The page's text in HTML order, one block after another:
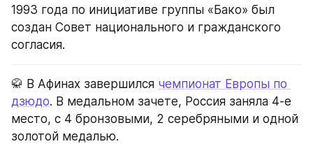
1993 года по инициативе группы «Бако» был
создан Совет национального и гражданского
согласия.
🥋 В Афинах завершился чемпионат Европы по
дзюдо. В медальном зачете, Россия заняла 4-е
место, с 4 бронзовыми, 2 серебряными и одной
золотой медалью.